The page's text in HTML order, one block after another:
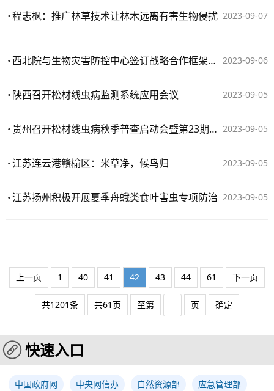
2023-09-07
程志枫：推广林草技术让林木远离有害生物侵扰
2023-09-06
西北院与生物灾害防控中心签订战略合作框架协议
2023-09-05
陕西召开松材线虫病监测系统应用会议
2023-09-05
贵州召开松材线虫病秋季普查启动会暨第23期林业植物专职检疫员培训班
2023-09-05
江苏连云港赣榆区：米草净，候鸟归
2023-09-05
江苏扬州积极开展夏季舟蛾类食叶害虫专项防治
上一页 1 40 41 42 43 44 61 下一页
共1201条 共61页 至第 页 确定
快速入口
中国政府网 中央网信办 自然资源部 应急管理部